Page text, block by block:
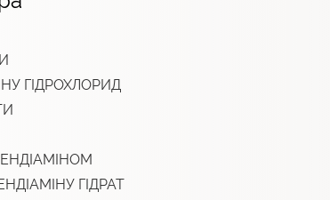
ГІДРОХЛОРИД
ГІДРАТ